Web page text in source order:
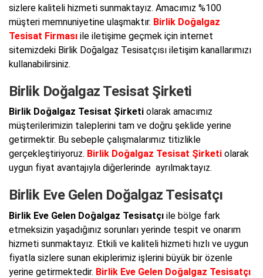
sizlere kaliteli hizmeti sunmaktayız. Amacımız %100
müşteri memnuniyetine ulaşmaktır. Birlik Doğalgaz
Tesisat Firması ile iletişime geçmek için internet
sitemizdeki Birlik Doğalgaz Tesisatçısı iletişim kanallarımızı
kullanabilirsiniz.
Birlik Doğalgaz Tesisat Şirketi
Birlik Doğalgaz Tesisat Şirketi olarak amacımız
müşterilerimizin taleplerini tam ve doğru şeklide yerine
getirmektir. Bu sebeple çalışmalarımız titizlikle
gerçekleştiriyoruz. Birlik Doğalgaz Tesisat Şirketi olarak
uygun fiyat avantajıyla diğerlerinde ayrılmaktayız.
Birlik Eve Gelen Doğalgaz Tesisatçı
Birlik Eve Gelen Doğalgaz Tesisatçı ile bölge fark
etmeksizin yaşadığınız sorunları yerinde tespit ve onarım
hizmeti sunmaktayız. Etkili ve kaliteli hizmeti hızlı ve uygun
fiyatla sizlere sunan ekiplerimiz işlerini büyük bir özenle
yerine getirmektedir. Birlik Eve Gelen Doğalgaz Tesisatçı